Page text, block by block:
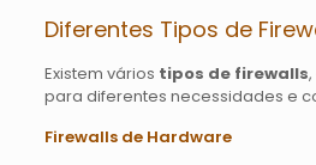
Diferentes Tipos de
Existem vários tipos de firewalls
para diferentes necessidades e
Firewalls de Hardware